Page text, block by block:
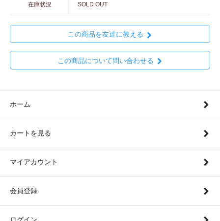
在庫状況 SOLD OUT
この商品を友達に教える
この商品について問い合わせる
ホーム
カートを見る
マイアカウント
会員登録
ログイン